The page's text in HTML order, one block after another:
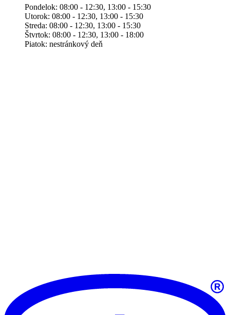
Pondelok: 08:00 - 12:30, 13:00 - 15:30
Utorok: 08:00 - 12:30, 13:00 - 15:30
Streda: 08:00 - 12:30, 13:00 - 15:30
Štvrtok: 08:00 - 12:30, 13:00 - 18:00
Piatok: nestránkový deň